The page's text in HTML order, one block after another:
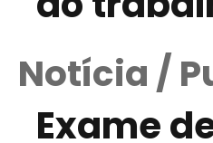
Notícia /
Exame